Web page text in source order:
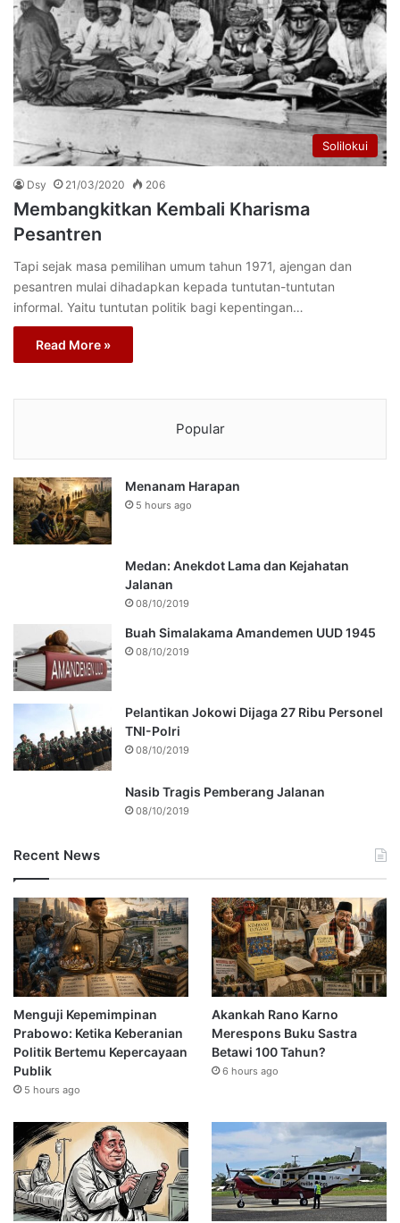
Solilokui
Dsy 21/03/2020 206
Membangkitkan Kembali Kharisma
Pesantren
Tapi sejak masa pemilihan umum tahun 1971, ajengan dan
pesantren mulai dihadapkan kepada tuntutan-tuntutan
informal. Yaitu tuntutan politik bagi kepentingan…
Read More »
Popular
Menanam Harapan
5 hours ago
Medan: Anekdot Lama dan Kejahatan
Jalanan
08/10/2019
Buah Simalakama Amandemen UUD 1945
08/10/2019
Pelantikan Jokowi Dijaga 27 Ribu Personel
TNI-Polri
08/10/2019
Nasib Tragis Pemberang Jalanan
08/10/2019
Recent News
Menguji Kepemimpinan
Prabowo: Ketika Keberanian
Politik Bertemu Kepercayaan
Publik
5 hours ago
Akankah Rano Karno
Merespons Buku Sastra
Betawi 100 Tahun?
6 hours ago